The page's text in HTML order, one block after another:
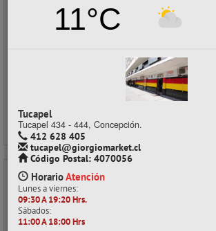
11°C
Tucapel
Tucapel 434 - 444, Concepción.
412 628 405
tucapel@giorgiomarket.cl
Código Postal: 4070056
HorarioAtención
Lunes a viernes:
09:30 A 19:20 Hrs.
Sábados:
11:00 A 18:00 Hrs
$3.290 con IVA
Precio normal: $ 4.700
Ahorro: $ 1.410
Comprar / Cotizar